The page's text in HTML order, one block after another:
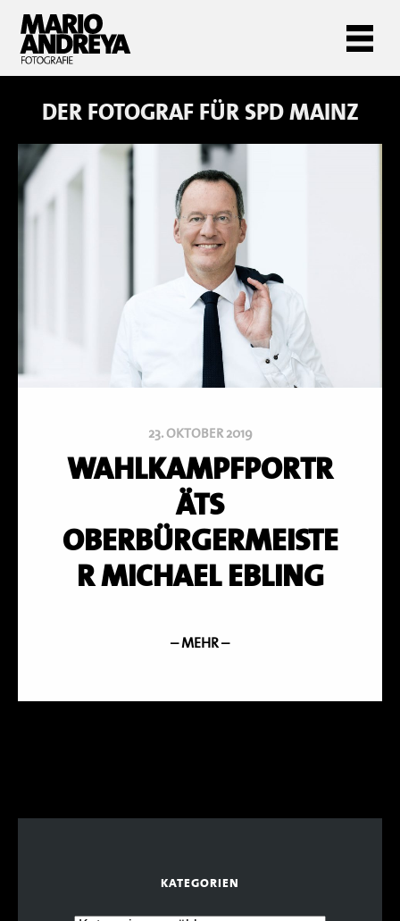
DER FOTOGRAF FÜRSPD MAINZ
23. OKTOBER 2019
WAHLKAMPFPORTR
ÄTS
OBERBÜRGERMEISTE
R MICHAEL EBLING
– MEHR –
KATEGORIEN